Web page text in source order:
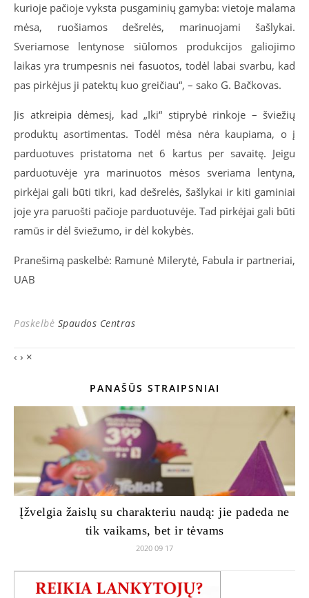
kurioje pačioje vyksta pusgaminių gamyba: vietoje malama
mėsa, ruošiamos dešrelės, marinuojami šašlykai.
Sveriamose lentynose siūlomos produkcijos galiojimo
laikas yra trumpesnis nei fasuotos, todėl labai svarbu, kad
pas pirkėjus ji patektų kuo greičiau“, – sako G. Bačkovas.
Jis atkreipia dėmesį, kad „Iki“ stiprybė rinkoje – šviežių
produktų asortimentas. Todėl mėsa nėra kaupiama, o į
parduotuves pristatoma net 6 kartus per savaitę. Jeigu
parduotuvėje yra marinuotos mėsos sveriama lentyna,
pirkėjai gali būti tikri, kad dešrelės, šašlykai ir kiti gaminiai
joje yra paruošti pačioje parduotuvėje. Tad pirkėjai gali būti
ramūs ir dėl šviežumo, ir dėl kokybės.
Pranešimą paskelbė: Ramunė Milerytė, Fabula ir partneriai,
UAB
Paskelbė Spaudos Centras
‹ › ×
PANAŠŪS STRAIPSNIAI
Įžvelgia žaislų su charakteriu naudą: jie padeda ne
tik vaikams, bet ir tėvams
2020 09 17